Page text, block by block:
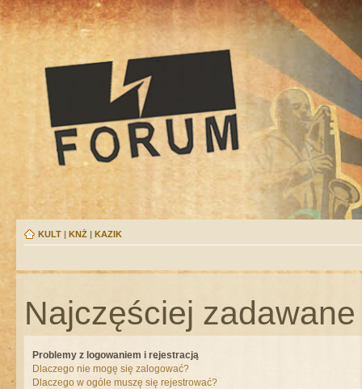
KULT | KNŻ | KAZIK
Najczęściej
Problemy z logowaniem i rejestracją
Dlaczego nie mogę się zalogować?
Dlaczego w ogóle muszę się rejestrować?